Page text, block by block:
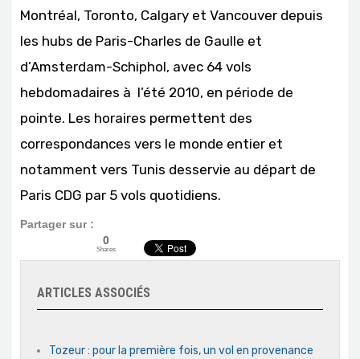
Montréal, Toronto, Calgary et Vancouver depuis
les hubs de Paris-Charles de Gaulle et
d’Amsterdam-Schiphol, avec 64 vols
hebdomadaires à l’été 2010, en période de
pointe. Les horaires permettent des
correspondances vers le monde entier et
notamment vers Tunis desservie au départ de
Paris CDG par 5 vols quotidiens.
Partager sur :
0
Shares
ARTICLES ASSOCIÉS
Tozeur : pour la première fois, un vol en provenance